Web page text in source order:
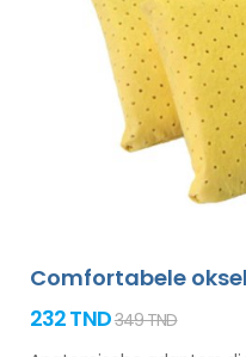
Comfortabele
232 TND349 TND